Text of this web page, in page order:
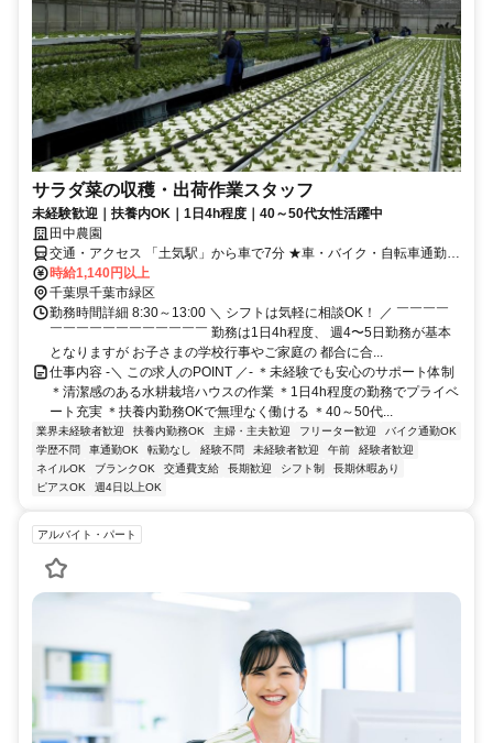
サラダ菜の収穫・出荷作業スタッフ
未経験歓迎｜扶養内OK｜1日4h程度｜40～50代女性活躍中
田中農園
交通・アクセス 「土気駅」から車で7分 ★車・バイク・自転車通勤
OK
時給1,140円以上
千葉県千葉市緑区
勤務時間詳細 8:30～13:00 ＼ シフトは気軽に相談OK！ ／ ￣￣￣￣
￣￣￣￣￣￣￣￣￣￣￣￣ 勤務は1日4h程度、 週4〜5日勤務が基本
となりますが お子さまの学校行事やご家庭の 都合に合...
仕事内容 -＼ この求人のPOINT ／- ＊未経験でも安心のサポート体制
＊清潔感のある水耕栽培ハウスの作業 ＊1日4h程度の勤務でプライベ
ート充実 ＊扶養内勤務OKで無理なく働ける ＊40～50代...
業界未経験者歓迎 扶養内勤務OK 主婦・主夫歓迎 フリーター歓迎
バイク通勤OK
学歴不問
車通勤OK 転勤なし 経験不問 未経験者歓迎 午前
経験者歓迎
ネイルOK
ブランクOK 交通費支給 長期歓迎 シフト制
長期休暇あり
ピアスOK
週4日以上OK
アルバイト・パート